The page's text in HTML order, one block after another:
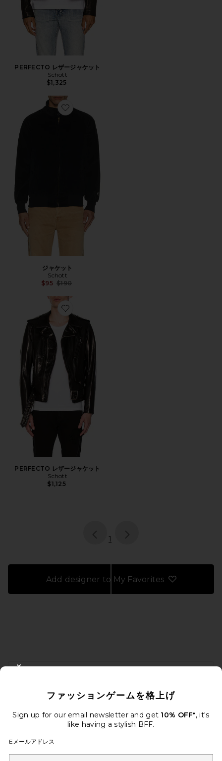
PERFECTO レザージャケット
Schott
$1,325
Favorite ジャケット
ジャケット
Schott
$95 Previous price:
$190
Favorite PERFECTO レザージャケット
PERFECTO レザージャケット
Schott
$1,125
page
1
Add designer to My Favorites
FOOTER
メールを送信することにより、当社のニュースレターに登録。いつで
Email Address
ファッションゲームを格上げ
Sign up for our email newsletter and get 10% OFF*, it's
like having a stylish BFF.
Eメールアドレス